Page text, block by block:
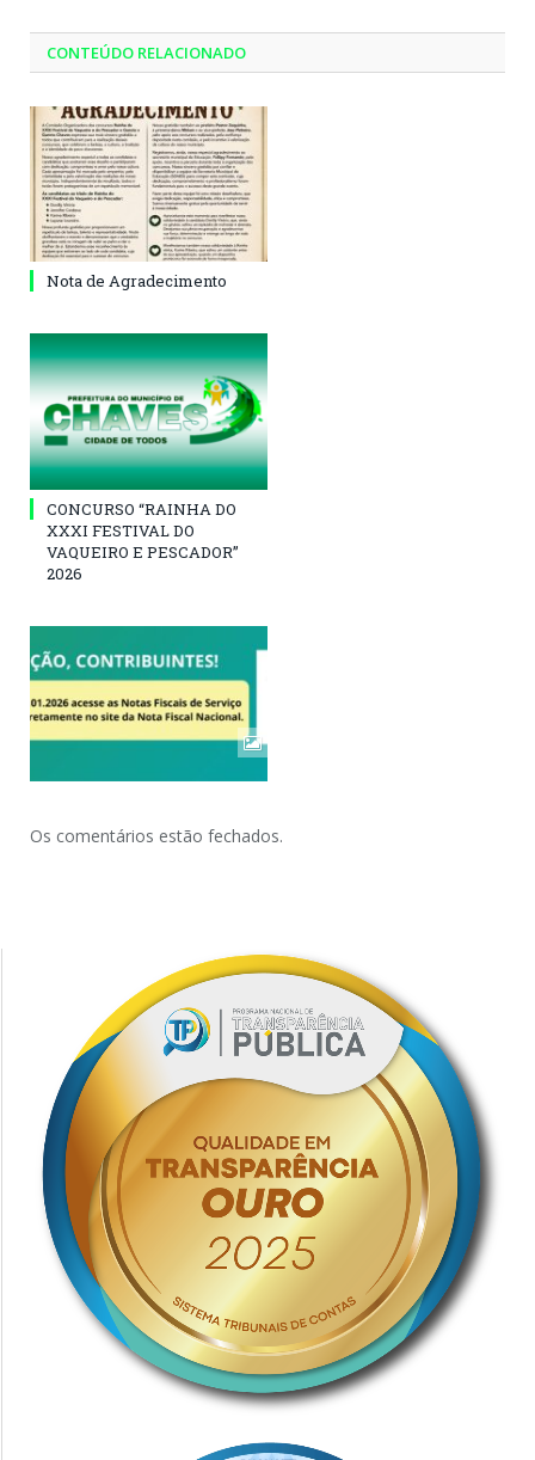
CONTEÚDO RELACIONADO
Nota de Agradecimento
CONCURSO “RAINHA DO
XXXI FESTIVAL DO
VAQUEIRO E PESCADOR”
2026
Os comentários estão fechados.